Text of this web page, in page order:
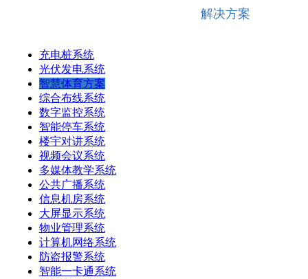
解决方案
充电桩系统
光伏发电系统
智慧体育方案
综合布线系统
数字监控系统
智能停车系统
楼宇对讲系统
视频会议系统
多媒体教学系统
公共广播系统
信息机房系统
大屏显示系统
物业管理系统
计算机网络系统
防盗报警系统
智能一卡通系统